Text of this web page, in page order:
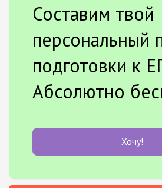
Составим твой
персональный
подготовки к
Абсолютно
Хочу!